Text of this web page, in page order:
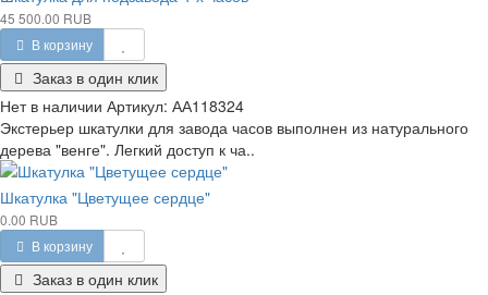
45 500.00 RUB
В корзину
Заказ в один клик
Нет в наличии Артикул: АА118324
Экстерьер шкатулки для завода часов выполнен из натурального
дерева "венге". Легкий доступ к ча..
Шкатулка "Цветущее сердце"
0.00 RUB
В корзину
Заказ в один клик